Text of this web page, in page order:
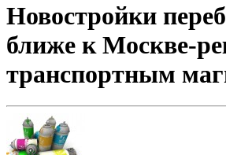
Новостройки
ближе к Москве-
транспортным